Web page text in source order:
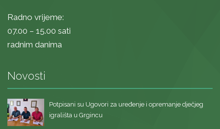
Radno vrijeme:
07.00 – 15.00 sati
radnim danima
Novosti
Potpisani su Ugovori za uređenje i opremanje dječjeg
igrališta u Grgincu